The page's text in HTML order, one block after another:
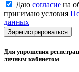
Даю согласие на
принимаю условия
данных
Зарегистрироваться
Для упрощения
личным кабинетом